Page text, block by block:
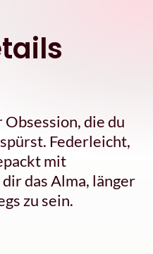
die du
Federleicht,
mit
das Alma, länger
zu sein.